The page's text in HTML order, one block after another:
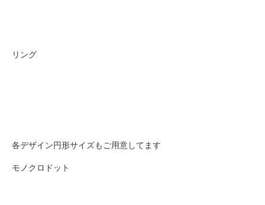
リング
各デザイン円形サイズもご用意してます
モノクロドット